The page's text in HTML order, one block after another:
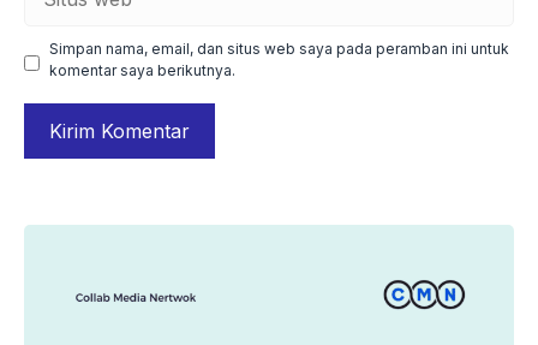
web
Simpan nama, email, dan situs web saya pada peramban ini untuk
komentar saya berikutnya.